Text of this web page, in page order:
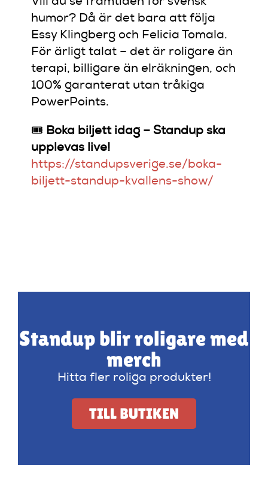
humor? Då är det bara att följa
Essy Klingberg och Felicia Tomala.
För ärligt talat – det är roligare än
terapi, billigare än elräkningen, och
100% garanterat utan tråkiga
PowerPoints.
🎟️ Boka biljett idag – Standup ska
upplevas live!
https://standupsverige.se/boka-
biljett-standup-kvallens-show/
Standup blir roligare med
merch
Hitta fler roliga produkter!
TILL BUTIKEN